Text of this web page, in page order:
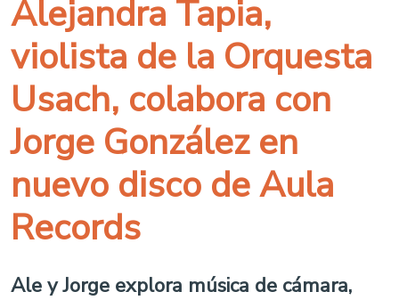
Alejandra Tapia,
violista de la Orquesta
Usach, colabora con
Jorge González en
nuevo disco de Aula
Records
Ale y Jorge explora música de cámara,